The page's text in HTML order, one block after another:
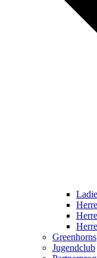
Greenhorns
Jugendclub